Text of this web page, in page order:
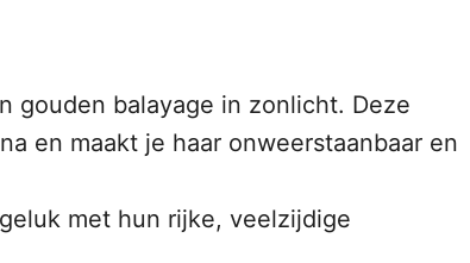
gouden balayage in zonlicht. Deze
en maakt je haar onweerstaanbaar en
met hun rijke, veelzijdige